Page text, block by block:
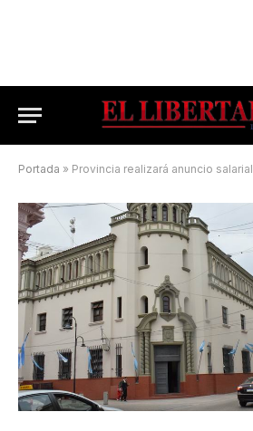
Portada » Provincia realizará anuncio salarial